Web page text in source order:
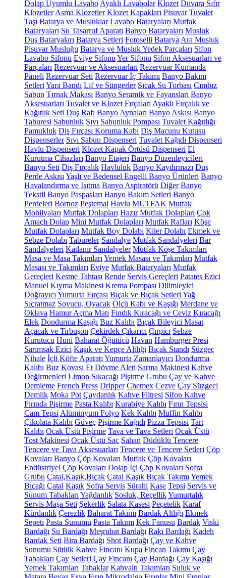
Dolap Uyumlu Lavabo Ayaklı Lavabolar Klozet Duvara Sıfır
Klozetler Asma Klozetler Klozet Kapakları Pisuvar Tuvalet
Taşı Batarya ve Musluklar Lavabo Bataryaları Mutfak
Bataryaları Su Tasarruf Aparatı Banyo Bataryaları Musluk
Duş Bataryaları Batarya Setleri Fotoselli Batarya Ara Musluk
Pisuvar Musluğu Batarya ve Musluk Yedek Parçaları Sifon
Lavabo Sifonu Eviye Sifonu Yer Sifonu Sifon Aksesuarları ve
Parçaları Rezervuar ve Aksesuarları Rezervuar Kumanda
Paneli Rezervuar Seti Rezervuar İç Takımı Banyo Bakım
Setleri Yara Bandı Lif ve Süngerler Sıcak Su Torbası Cımbız
Sabun Tırnak Makası Banyo Seramik ve Fayansları Banyo
Aksesuarları Tuvalet ve Klozet Fırçaları Ayaklı Fırçalık ve
Kağıtlık Seti Duş Rafı Banyo Aynaları Banyo Askısı Banyo
Taburesi Sabunluk Sıvı Sabunluk Pompası Tuvalet Kağıtlığı
Pamukluk Diş Fırçası Koruma Kabı Diş Macunu Kutusu
Dispenserler Sıvı Sabun Dispenseri Tuvalet Kağıdı Dispenseri
Havlu Dispenseri Klozet Kapak Örtüsü Dispenseri El
Kurutma Cihazları Banyo Etajeri Banyo Düzenleyicileri
Banyo Seti Diş Fırçalık Havluluk Banyo Kaydırmazı Duş
Perde Askısı Yaşlı ve Bedensel Engelli Banyo Ürünleri Banyo
Havalandırma ve Isıtma Banyo Aspiratörü Diğer Banyo
Tekstil Banyo Paspasları Banyo Bakım Setleri Banyo
Perdeleri Bornoz Peştemal Havlu MUTFAK Mutfak
Mobilyaları Mutfak Dolapları Hazır Mutfak Dolapları Çok
Amaçlı Dolap Mini Mutfak Dolapları Mutfak Rafları Köşe
Mutfak Dolapları Mutfak Boy Dolabı Kiler Dolabı Ekmek ve
Sebze Dolabı Tabureler Sandalye Mutfak Sandalyeleri Bar
Sandalyeleri Katlanır Sandalyeler Mutfak Köşe Takımları
Masa ve Masa Takımları Yemek Masası ve Takımları Mutfak
Masası ve Takımları Eviye Mutfak Bataryaları Mutfak
Gereçleri Kesme Tahtası Rende Servis Gereçleri Patates Ezici
Manuel Kıyma Makinesi Krema Pompası Dilimleyici
Doğrayıcı Yumurta Fırçası Bıçak ve Bıçak Setleri Yağ
Sıçratmaz Soyucu, Oyacak Ölçü Kabı ve Kaşığı Merdane ve
Oklava Hamur Açma Matı Fındık Kıracağı ve Ceviz Kıracağı
Elek Dondurma Kaşığı Buz Kalıbı Bıçak Bileyici Masat
Açacak ve Tirbuşon Çekirdek Çıkarıcı Çırpıcı Sebze
Kurutucu Huni Baharat Öğütücü Havan Hamburger Presi
Sarımsak Ezici Kaşık ve Kepçe Altlığı Bıçak Standı Süzgeç
Nihale İçli Köfte Aparatı Yumurta Zamanlayıcı Dondurma
Kalıbı Buz Kovası Et Dövme Aleti Sarma Makinesi Kahve
Değirmenleri Limon Sıkacağı Pişirme Grubu Çay ve Kahve
Demleme French Press Dripper Chemex Cezve Çay Süzgeci
Demlik Moka Pot Çaydanlık Kahve Filtresi Sifon Kahve
Fırında Pişirme Pasta Kalıbı Kurabiye Kalıbı Fırın Tepsisi
Cam Tepsi Alüminyum Folyo Kek Kalıbı Muffin Kalıbı
Çikolata Kalıbı Güveç Pişirme Kağıdı Pizza Tepsisi Tart
Kalıbı Ocak Üstü Pişirme Tava ve Tava Setleri Ocak Üstü
Tost Makinesi Ocak Üstü Sac Sahan Düdüklü Tencere
Tencere ve Tava Aksesuarları Tencere ve Tencere Setleri Çöp
Kovaları Banyo Çöp Kovaları Mutfak Çöp Kovaları
Endüstriyel Çöp Kovaları Dolap İçi Çöp Kovaları Sofra
Grubu Çatal,Kaşık,Bıçak Çatal Kaşık Bıçak Takımı Yemek
Bıçağı Çatal Kaşık Sofra Servis Sürahi Kase Tepsi Servis ve
Sunum Tabakları Yağdanlık Sosluk, ReçellikYumurtalık
Servis Maşa Seti Şekerlik Salata Kasesi Peçetelik Karaf
Kürdanlık Çerezlik Baharat Takımı Bardak Altlığı Ekmek
Sepeti Pasta Sunumu Pasta Takımı Kek Fanusu Bardak Viski
Bardağı Su Bardağı Meşrubat Bardağı Rakı Bardağı Kadeh
Bardak Seti Bira Bardağı Shot Bardağı Çay ve Kahve
Sunumu Sütlük Kahve Fincanı Kupa Fincan Takımı Çay
Tabakları Çay Setleri Çay Fincanı Çay Bardağı Çay Kaşığı
Yemek Takımları Tabaklar Kahvaltı Takımları Suluk ve